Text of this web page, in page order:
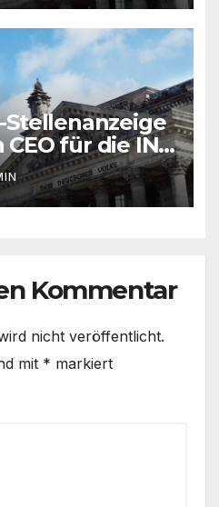
Stellenanzeige
für die ING
Kommentar
nicht veröffentlicht.
mit * markiert